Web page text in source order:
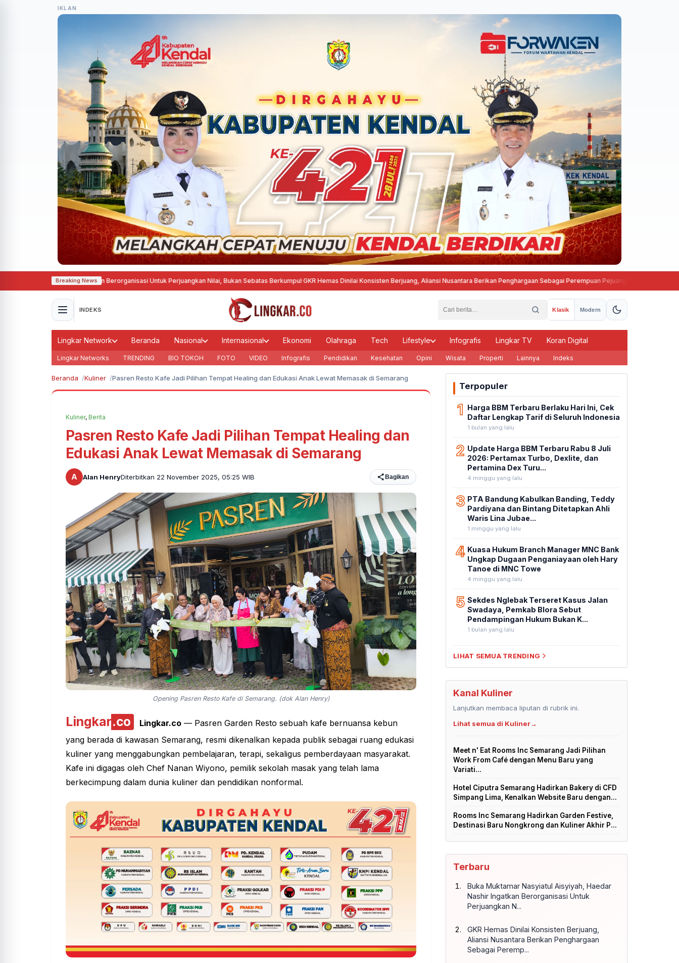
IKLAN
Breaking News
Nashir Ingatkan Berorganisasi Untuk Perjuangkan Nilai, Bukan Sebatas Berkumpul·GKR Hemas Dinilai Konsisten Berjuang, Aliansi Nusantara Berikan Penghargaan Sebagai Perempuan Pejuang Otonomi Daerah
INDEKS Klasik Modern
Lingkar Network Beranda Nasional Internasional Ekonomi Olahraga Tech Lifestyle Infografis Lingkar TV Koran Digital
Lingkar Networks TRENDING BIO TOKOH FOTO VIDEO Infografis Pendidikan Kesehatan Opini Wisata Properti Lainnya Indeks
Beranda Kuliner Pasren Resto Kafe Jadi Pilihan Tempat Healing dan Edukasi Anak Lewat Memasak di Semarang
Kuliner, Berita
Pasren Resto Kafe Jadi Pilihan Tempat Healing dan
Edukasi Anak Lewat Memasak di Semarang
A Alan HenryDiterbitkan 22 November 2025, 05:25 WIB Bagikan
Opening Pasren Resto Kafe di Semarang. (dok Alan Henry)
Lingkar.co Lingkar.co— Pasren Garden Resto sebuah kafe bernuansa kebun
yang berada di kawasan Semarang, resmi dikenalkan kepada publik sebagai ruang edukasi
kuliner yang menggabungkan pembelajaran, terapi, sekaligus pemberdayaan masyarakat.
Kafe ini digagas oleh Chef Nanan Wiyono, pemilik sekolah masak yang telah lama
berkecimpung dalam dunia kuliner dan pendidikan nonformal.
Terpopuler
1 Harga BBM Terbaru Berlaku Hari Ini, Cek
Daftar Lengkap Tarif di Seluruh Indonesia
1 bulan yang lalu
2 Update Harga BBM Terbaru Rabu 8 Juli
2026: Pertamax Turbo, Dexlite, dan
Pertamina Dex Turu...
4 minggu yang lalu
3 PTA Bandung Kabulkan Banding, Teddy
Pardiyana dan Bintang Ditetapkan Ahli
Waris Lina Jubae...
1 minggu yang lalu
4 Kuasa Hukum Branch Manager MNC Bank
Ungkap Dugaan Penganiayaan oleh Hary
Tanoe di MNC Towe
4 minggu yang lalu
5 Sekdes Nglebak Terseret Kasus Jalan
Swadaya, Pemkab Blora Sebut
Pendampingan Hukum Bukan K...
1 bulan yang lalu
LIHAT SEMUA TRENDING
Kanal Kuliner
Lanjutkan membaca liputan di rubrik ini.
Lihat semua di Kuliner→
Meet n' Eat Rooms Inc Semarang Jadi Pilihan
Work From Café dengan Menu Baru yang
Variati...
Hotel Ciputra Semarang Hadirkan Bakery di CFD
Simpang Lima, Kenalkan Website Baru dengan...
Rooms Inc Semarang Hadirkan Garden Festive,
Destinasi Baru Nongkrong dan Kuliner Akhir P...
Terbaru
Buka Muktamar Nasyiatul Aisyiyah, Haedar
Nashir Ingatkan Berorganisasi Untuk
Perjuangkan N...
GKR Hemas Dinilai Konsisten Berjuang,
Aliansi Nusantara Berikan Penghargaan
Sebagai Peremp...